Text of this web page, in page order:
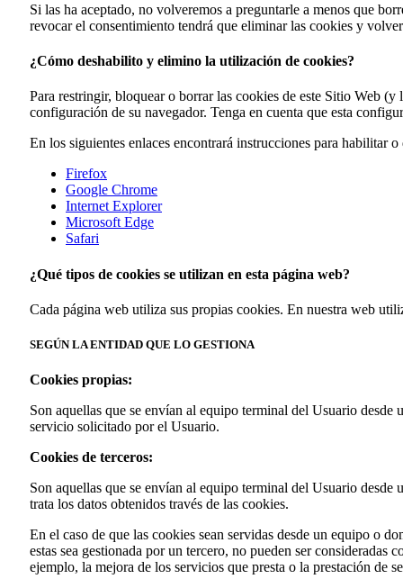
Si las ha aceptado, no volveremos a preguntarle a menos que
revocar el consentimiento tendrá que eliminar las cookies y
¿Cómo deshabilito y elimino la utilización de cookies?
Para restringir, bloquear o borrar las cookies de este Sitio Web
configuración de su navegador. Tenga en cuenta que esta
En los siguientes enlaces encontrará instrucciones para habilitar
Firefox
Google Chrome
Internet Explorer
Microsoft Edge
Safari
¿Qué tipos de cookies se utilizan en esta página web?
Cada página web utiliza sus propias cookies. En nuestra web
SEGÚN LA ENTIDAD QUE LO GESTIONA
Cookies propias:
Son aquellas que se envían al equipo terminal del Usuario
servicio solicitado por el Usuario.
Cookies de terceros:
Son aquellas que se envían al equipo terminal del Usuario
trata los datos obtenidos través de las cookies.
En el caso de que las cookies sean servidas desde un equipo o
estas sea gestionada por un tercero, no pueden ser
ejemplo, la mejora de los servicios que presta o la prestación de